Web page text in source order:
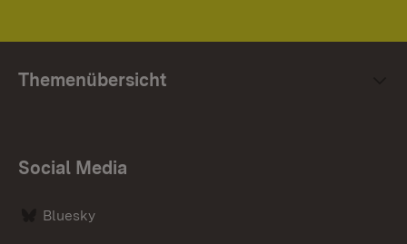
Themenübersicht
Social Media
Bluesky